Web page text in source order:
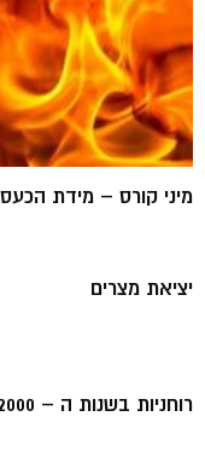
מיני קורס – מידת
יציאת מצרים
רוחניות בשנות ה – 2000